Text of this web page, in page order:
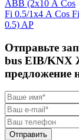
ABB (2х10 А Cos
Fi 0.5/1х4 А Cos Fi
0.5) AP
Отправьте
bus EIB/KNX
предложение
Отправить